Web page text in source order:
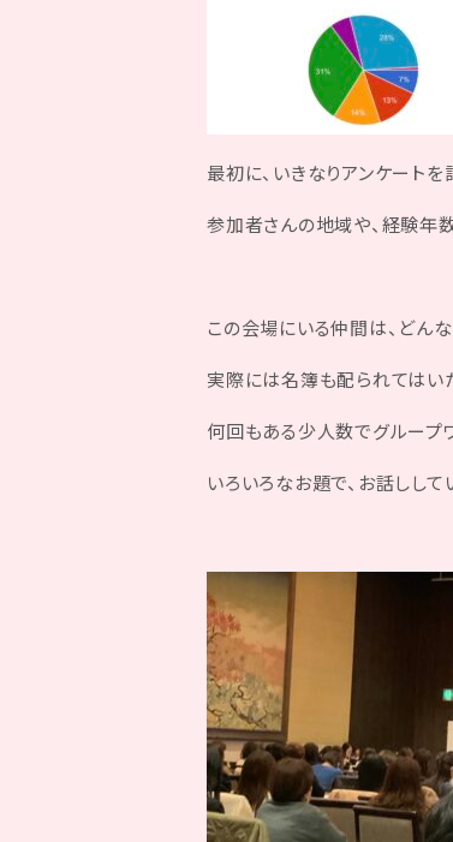
最初に、いきなりアンケート
参加者さんの地域や、経験年
この会場にいる仲間は、どん
実際には名簿も配られてはい
何回もある少人数でグループ
いろいろなお題で、お話しし